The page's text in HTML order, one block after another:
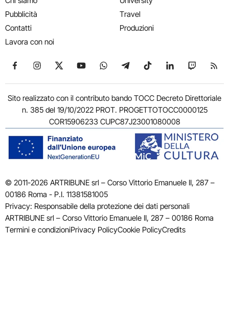
Pubblicità
Contatti
Lavora con noi
Travel
Produzioni
Seguici su Facebook
Seguici su Instagram
Seguici su X
Seguici su YouTube
Seguici su WhatsApp
Seguici su Telegram
Seguici su TikTok
Seguici su
Seguici
Sito realizzato con il contributo bando TOCC Decreto Direttoriale
n. 385 del 19/10/2022 PROT. PROGETTOTOCC0000125
COR15906233 CUPC87J23001080008
© 2011-2026 ARTRIBUNE srl – Corso Vittorio Emanuele II, 287 –
00186 Roma - P.I. 11381581005
Privacy: Responsabile della protezione dei dati personali
ARTRIBUNE srl – Corso Vittorio Emanuele II, 287 – 00186 Roma
Termini e condizioniPrivacy PolicyCookie PolicyCredits